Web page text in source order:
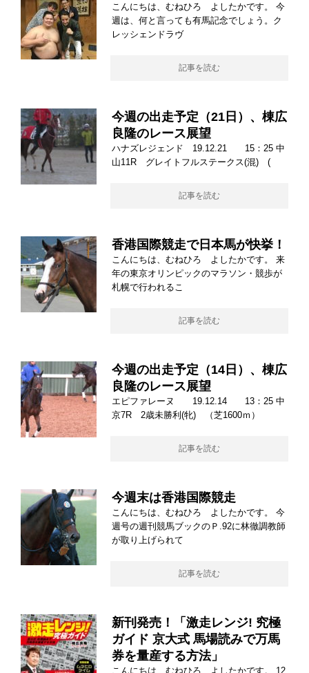
こんにちは、むねひろ よしたかです。 今
週は、何と言っても有馬記念でしょう。ク
レッシェンドラヴ
記事を読む
今週の出走予定（21日）、棟広
良隆のレース展望
ハナズレジェンド 19.12.21 15：25 中
山11R グレイトフルステークス(混) (
記事を読む
香港国際競走で日本馬が快挙！
こんにちは、むねひろ よしたかです。 来
年の東京オリンピックのマラソン・競歩が
札幌で行われるこ
記事を読む
今週の出走予定（14日）、棟広
良隆のレース展望
エピファレーヌ 19.12.14 13：25 中
京7R 2歳未勝利(牝) （芝1600ｍ）
記事を読む
今週末は香港国際競走
こんにちは、むねひろ よしたかです。 今
週号の週刊競馬ブックのＰ.92に林徹調教師
が取り上げられて
記事を読む
新刊発売！「激走レンジ! 究極
ガイド 京大式 馬場読みで万馬
券を量産する方法」
こんにちは、むねひろ よしたかです。 12